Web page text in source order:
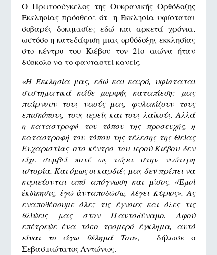
Ο Πρωτοσύγκελος της Ουκρανικής Ορθόδοξης
Εκκλησίας πρόσθεσε ότι η Εκκλησία υφίσταται
σοβαρές δοκιμασίες εδώ και αρκετά χρόνια,
ωστόσο η κατεδάφιση μιας ορθόδοξης εκκλησίας
στο κέντρο του Κιέβου τον 21ο αιώνα ήταν
δύσκολο να το φανταστεί κανείς.
«Η Εκκλησία μας, εδώ και καιρό, υφίσταται
συστηματικά κάθε μορφής καταπίεση: μας
παίρνουν τους ναούς μας, φυλακίζουν τους
επισκόπους, τους ιερείς και τους λαϊκούς. Αλλά
η καταστροφή του τόπου της προσευχής, η
καταστροφή του τόπου της τέλεσης της Θείας
Ευχαριστίας στο κέντρο του ιερού Κιέβου δεν
είχε συμβεί ποτέ ως τώρα στην νεώτερη
ιστορία. Και όμως οι καρδιές μας δεν πρέπει να
κυριεύονται από απόγνωση και μίσος. «Ἐμοὶ
ἐκδίκησις, ἐγὼ ἀνταποδώσω, λέγει Κύριος». Ας
εναποθέσουμε όλες τις έγνοιες και όλες τις
θλίψεις μας στον Παντοδύναμο. Αφού
επέτρεψε ένα τόσο τρομερό έγκλημα, αυτό
είναι το άγιο θέλημά Του», – δήλωσε ο
Σεβασμιώτατος Αντώνιος.